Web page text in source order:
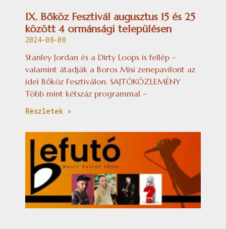
IX. Bőköz Fesztivál augusztus 15 és 25
között 4 ormánsági településen
2024-08-08
Stanley Jordan és a Dirty Loops is fellép –
valamint átadják a Boros Misi zenepavilont az
idei Bőköz Fesztiválon. SAJTÓKÖZLEMÉNY
Több mint kétszáz programmal –
Részletek »